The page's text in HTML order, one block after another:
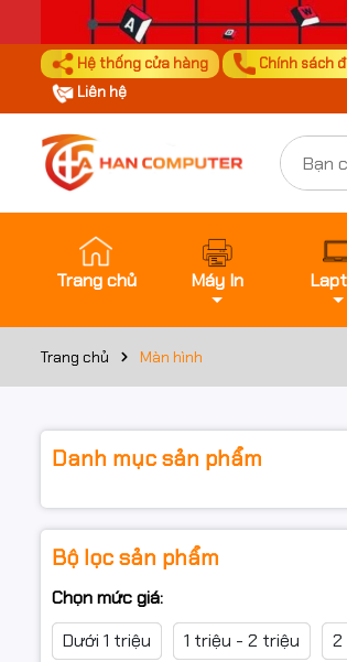
Hệ thống cửa hàng Chính sách
Liên hệ
Trang chủ Máy In
Trang chủ Màn hình
Danh mục sản phẩm
Bộ lọc sản phẩm
Chọn mức giá:
Dưới 1 triệu
1 triệu - 2 triệu 2